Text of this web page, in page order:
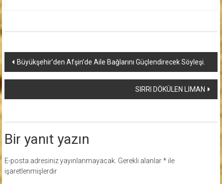
Yazı
dolaşımı
Büyükşehir’den Afşin’de Aile Bağlarını Güçlendirecek Söyleşi.
SIRRI DÖKÜLEN LİMAN
Bir yanıt yazın
E-posta adresiniz yayınlanmayacak. Gerekli alanlar*ile
işaretlenmişlerdir